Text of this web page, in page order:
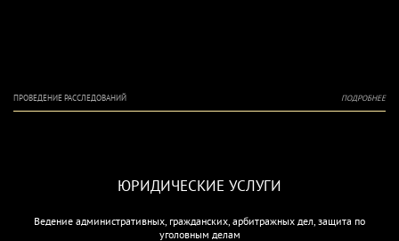
ПРОВЕДЕНИЕ РАССЛЕДОВАНИЙ ПОДРОБНЕЕ
ЮРИДИЧЕСКИЕ УСЛУГИ
Ведение административных, гражданских, арбитражных дел, защита по
уголовным делам